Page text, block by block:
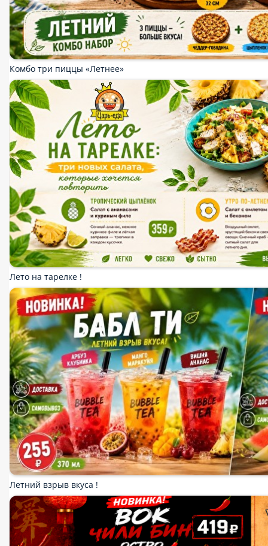
Закуски
Салаты
Шаурма
Бургеры
Хот доги